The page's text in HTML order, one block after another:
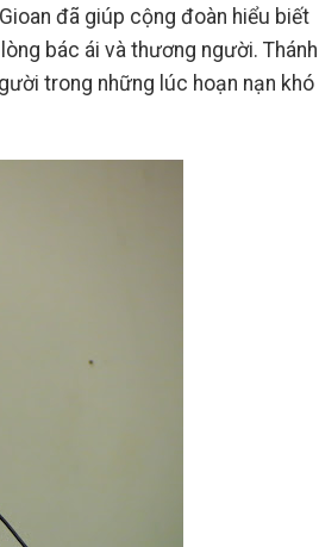
đã giúp cộng đoàn hiểu biết
bác ái và thương người. Thánh
trong những lúc hoạn nạn khó